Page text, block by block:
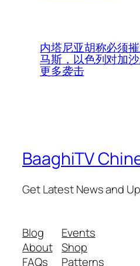
内塔尼亚胡称必须
马斯，以色列对加
更多袭击
BaaghiTV
Get Latest News and
Blog
About
FAQs
Events
Shop
Patterns